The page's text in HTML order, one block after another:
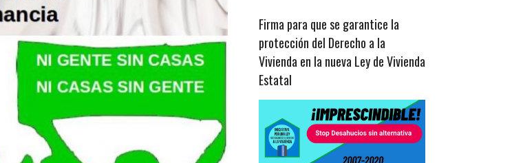
Firma para que se garantice la
protección del Derecho a la
Vivienda en la nueva Ley de Vivienda
Estatal